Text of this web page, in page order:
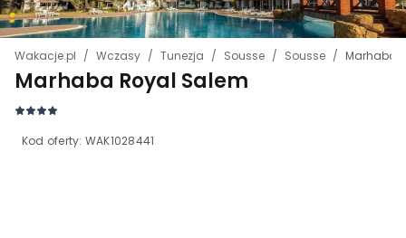
Wakacje.pl Wczasy Tunezja Sousse Sousse Marhaba
Marhaba Royal Salem
Kod oferty: WAK1028441